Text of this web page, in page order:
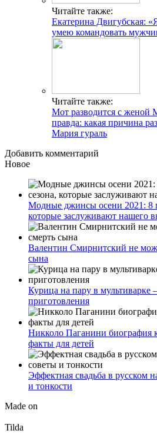
Читайте также:
Екатерина Двигубская:
умею командовать
Читайте также:
Мот разводится с женой
правда: какая причина
Мария гураль
Добавить комментарий
Новое
Модные джинсы осени 2021: 8
которые заслуживают нашего
Валентин Смирнитский не
сына
Курица на пару в мультиварке
приготовления
Никколо Паганини биография
факты для детей
Эффектная свадьба в русском
и тонкости
Made on
Tilda